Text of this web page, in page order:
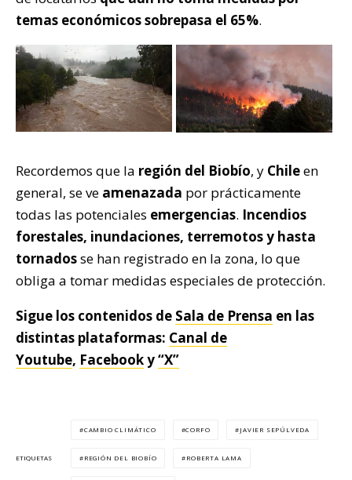
temas económicos sobrepasa el 65%.
Recordemos que la región del Biobío, y Chileen
general, se ve amenazada por prácticamente
todas las potenciales emergencias. Incendios
forestales, inundaciones, terremotos y hasta
tornadosse han registrado en la zona, lo que
obliga a tomar medidas especiales de protección.
Sigue los contenidos de Sala de Prensa en las
distintas plataformas: Canal de
Youtube, Facebooky“X”
ETIQUETAS
CAMBIO CLIMÁTICO CORFO JAVIER SEPÚLVEDA
REGIÓN DEL BIOBÍO ROBERTA LAMA